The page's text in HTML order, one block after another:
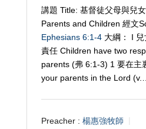
講題 Title: 基督徒父母與兒
Parents and Children 經文
Ephesians 6:1-4大綱： I 兒
責任 Children have two
parents (弗 6:1-3) 1 要在主
your parents in the Lord (v.…
Preacher : 楊惠強牧師